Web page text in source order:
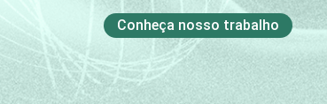
Conheça nosso trabalho